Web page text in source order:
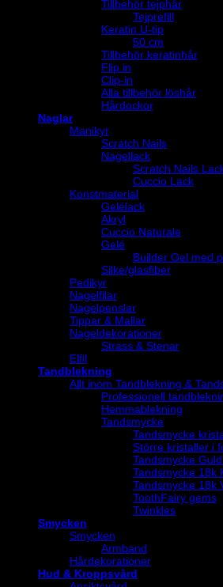
Tillbehör tejphår
Tejprefill
Keratin U-tip
50 cm
Tillbehör keratinhår
Flip in
Clip-in
Alla tillbehör löshår
Hårdockor
Naglar
Manikyr
Scratch Nails
Nagellack
Scratch Nails
Cuccio Lack
Konstmaterial
Gelélack
Akryl
Cuccio Naturale
Gelé
Builder Gel med
Silke/glasfiber
Pedikyr
Nagelfilar
Nagelpenslar
Tippar & Mallar
Nageldekorationer
Strass & Stenar
Elfil
Tandblekning
Allt inom Tandblekning &
Professionell
Hemmablekning
Tandsmycke
Tandsmycke
Större kristaller i
Tandsmycke
Tandsmycke 18k
Tandsmycke 18k
ToothFairy gems
Twinkles
Smycken
Smycken
Armband
Hårdekorationer
Hud & Kroppsvård